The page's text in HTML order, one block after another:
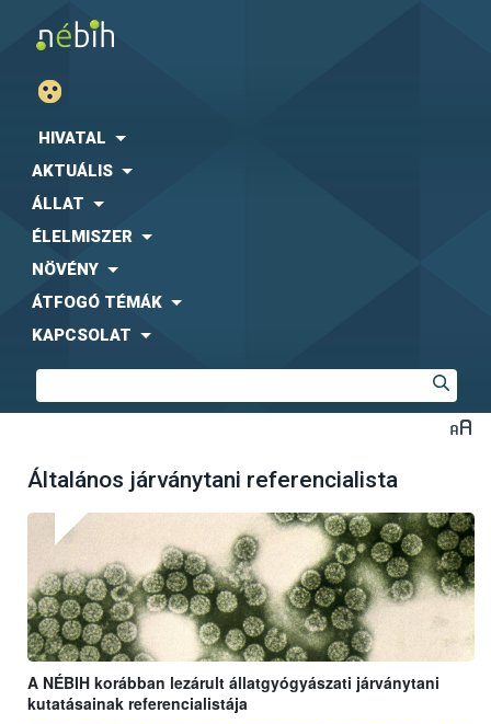
HIVATAL
AKTUÁLIS
ÁLLAT
ÉLELMISZER
NÖVÉNY
ÁTFOGÓ TÉMÁK
KAPCSOLAT
Általános járványtani referencialista
A NÉBIH korábban lezárult állatgyógyászati járványtani
kutatásainak referencialistája